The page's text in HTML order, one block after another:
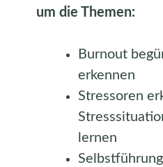
um die Themen:
Burnout
erkennen
Stressoren
lernen